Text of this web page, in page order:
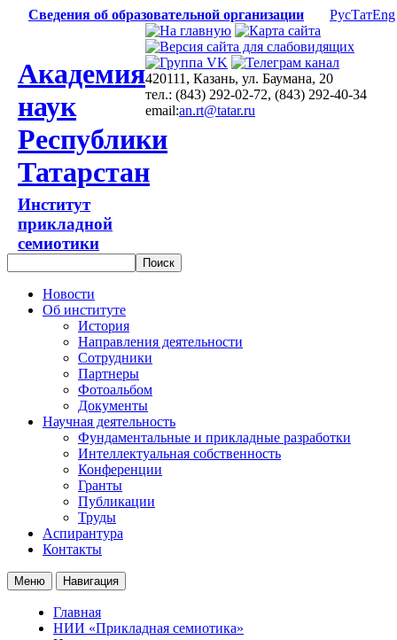
Сведения об образовательной организации РусТатEng
Академия
наук
Республики
Татарстан
Институт
прикладной
семиотики
420111, Казань, ул. Баумана, 20
тел.: (843) 292-02-72, (843) 292-40-34
email:an.rt@tatar.ru
Новости
Об институте
История
Направления деятельности
Сотрудники
Партнеры
Фотоальбом
Документы
Научная деятельность
Фундаментальные и прикладные разработки
Интеллектуальная собственность
Конференции
Гранты
Публикации
Труды
Аспирантура
Контакты
Меню Навигация
Главная
НИИ «Прикладная семиотика»